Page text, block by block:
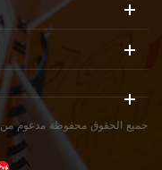
حقوق الطبع والنشر © 2026 AP GROUP CHINA.جميع الحقوق محفوظة مدعوم من